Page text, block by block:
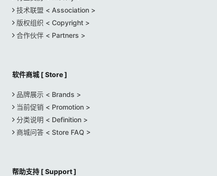
技术联盟 < Association >
版权组织 < Copyright >
合作伙伴 < Partners >
软件商城 [ Store ]
品牌展示 < Brands >
当前促销 < Promotion >
分类说明 < Definition >
商城问答 < Store FAQ >
帮助支持 [ Support ]